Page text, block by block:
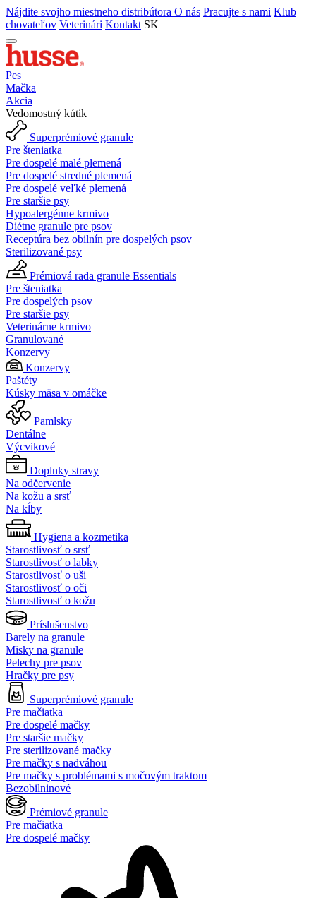
Nájdite svojho miestneho distribútora O nás Pracujte s nami Klub
chovateľov Veterinári Kontakt SK
Pes
Mačka
Akcia
Vedomostný kútik
Superprémiové granule
Pre šteniatka
Pre dospelé malé plemená
Pre dospelé stredné plemená
Pre dospelé veľké plemená
Pre staršie psy
Hypoalergénne krmivo
Diétne granule pre psov
Receptúra bez obilnín pre dospelých psov
Sterilizované psy
Prémiová rada granule Essentials
Pre šteniatka
Pre dospelých psov
Pre staršie psy
Veterinárne krmivo
Granulované
Konzervy
Konzervy
Paštéty
Kúsky mäsa v omáčke
Pamlsky
Dentálne
Výcvikové
Doplnky stravy
Na odčervenie
Na kožu a srsť
Na kĺby
Hygiena a kozmetika
Starostlivosť o srsť
Starostlivosť o labky
Starostlivosť o uši
Starostlivosť o oči
Starostlivosť o kožu
Príslušenstvo
Barely na granule
Misky na granule
Pelechy pre psov
Hračky pre psy
Superprémiové granule
Pre mačiatka
Pre dospelé mačky
Pre staršie mačky
Pre sterilizované mačky
Pre mačky s nadváhou
Pre mačky s problémami s močovým traktom
Bezobilninové
Prémiové granule
Pre mačiatka
Pre dospelé mačky